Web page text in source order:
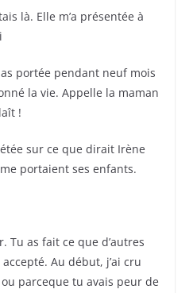
là. Elle m’a présentée à
portée pendant neuf mois
la vie. Appelle la maman
!
sur ce que dirait Irène
portaient ses enfants.
Tu as fait ce que d’autres
Au début, j’ai cru
parceque tu avais peur de